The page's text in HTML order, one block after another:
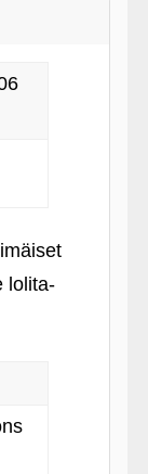
lolita-